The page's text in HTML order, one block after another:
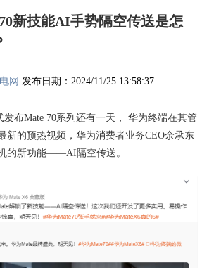
新技能AI手势隔空传送是怎
网 发布日期：2024/11/25 13:58:37
布Mate 70系列还有一天， 华为终端在其管
新的预热视频，华为消费者业务CEO余承东
的新功能——AI隔空传送。